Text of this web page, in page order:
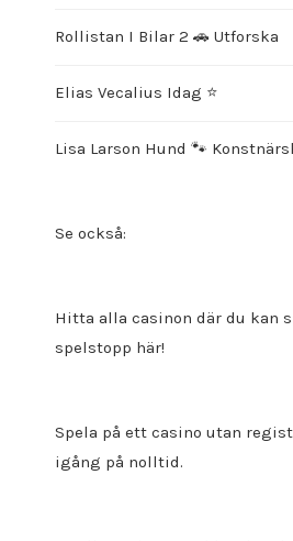
Rollistan I Bilar 2 🚗 Utforska
Elias Vecalius Idag ⭐️
Lisa Larson Hund 🐾
Se också:
Hitta alla casinon där du kan
spelstopp här!
Spela på ett casino utan
igång på nolltid.